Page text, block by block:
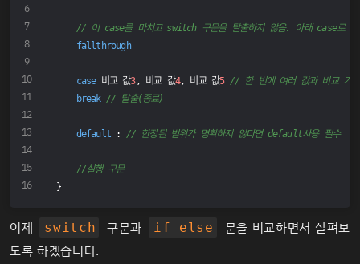
// 이 case를 마치고 switch 구문을 탈출하지 않음. 아래 case로 계
fallthrough
case 비교 값3, 비교 값4, 비교 값5 // 한 번에 여러 값과 비교 가능
break // 탈출(종료)
default : // 한정된 범위가 명확하지 않다면 default사용 필수
//실행 구문
}
이제 switch 구문과 if else
문을 비교하면서 살펴보
도록 하겠습니다.